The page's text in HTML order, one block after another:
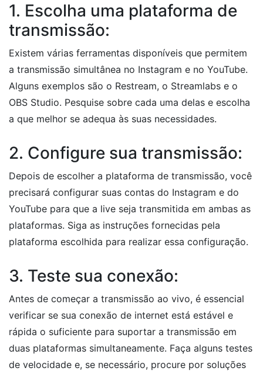
1. Escolha uma plataforma de
transmissão:
Existem várias ferramentas disponíveis que permitem
a transmissão simultânea no Instagram e no YouTube.
Alguns exemplos são o Restream, o Streamlabs e o
OBS Studio. Pesquise sobre cada uma delas e escolha
a que melhor se adequa às suas necessidades.
2. Configure sua transmissão:
Depois de escolher a plataforma de transmissão, você
precisará configurar suas contas do Instagram e do
YouTube para que a live seja transmitida em ambas as
plataformas. Siga as instruções fornecidas pela
plataforma escolhida para realizar essa configuração.
3. Teste sua conexão:
Antes de começar a transmissão ao vivo, é essencial
verificar se sua conexão de internet está estável e
rápida o suficiente para suportar a transmissão em
duas plataformas simultaneamente. Faça alguns testes
de velocidade e, se necessário, procure por soluções